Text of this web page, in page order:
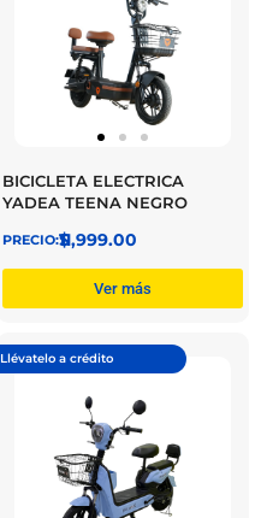
BICICLETA ELECTRICA
YADEA TEENA NEGRO
$
11,999.00
Ver más
Llévatelo a crédito